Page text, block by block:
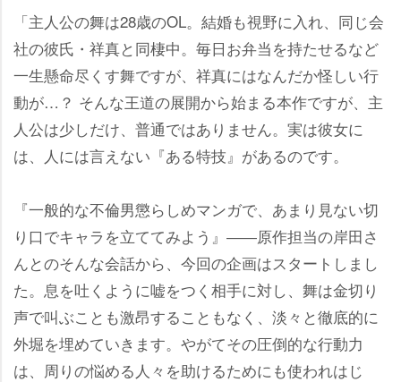
「主人公の舞は28歳のOL。結婚も視野に入れ、同じ会
社の彼氏・祥真と同棲中。毎日お弁当を持たせるなど
一生懸命尽くす舞ですが、祥真にはなんだか怪しい行
動が…？ そんな王道の展開から始まる本作ですが、主
人公は少しだけ、普通ではありません。実は彼女に
は、人には言えない『ある特技』があるのです。
『一般的な不倫男懲らしめマンガで、あまり見ない切
り口でキャラを立ててみよう』――原作担当の岸田さ
んとのそんな会話から、今回の企画はスタートしまし
た。息を吐くように嘘をつく相手に対し、舞は金切り
声で叫ぶことも激昂することもなく、淡々と徹底的に
外堀を埋めていきます。やがてその圧倒的な行動力
は、周りの悩める人々を助けるためにも使われはじ